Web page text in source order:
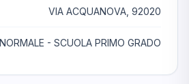
VIA ACQUANOVA, 92020
NORMALE - SCUOLA PRIMO GRADO